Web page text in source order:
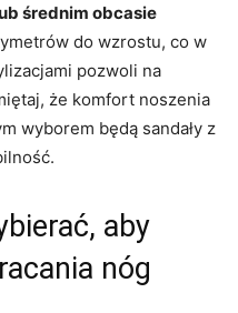
średnim obcasie
do wzrostu, co w
pozwoli na
że komfort noszenia
wyborem będą sandały z
aby
nóg